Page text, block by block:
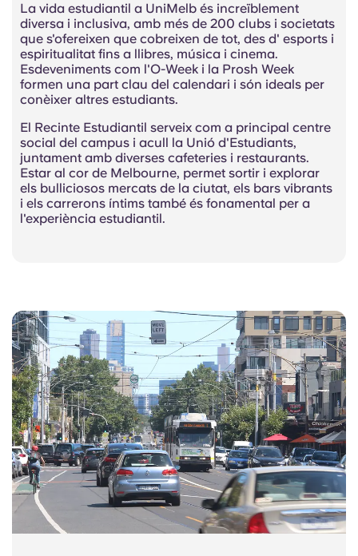
La vida estudiantil a UniMelb és increïblement
diversa i inclusiva, amb més de 200 clubs i societats
que s'ofereixen que cobreixen de tot, des d' esports i
espiritualitat fins a llibres, música i cinema.
Esdeveniments com l'O-Week i la Prosh Week
formen una part clau del calendari i són ideals per
conèixer altres estudiants.
El Recinte Estudiantil serveix com a principal centre
social del campus i acull la Unió d'Estudiants,
juntament amb diverses cafeteries i restaurants.
Estar al cor de Melbourne, permet sortir i explorar
els bulliciosos mercats de la ciutat, els bars vibrants
i els carrerons íntims també és fonamental per a
l'experiència estudiantil.